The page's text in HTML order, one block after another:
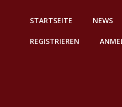
STARTSEITE NEWS
REGISTRIEREN